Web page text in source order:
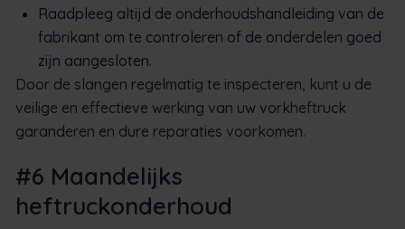
Raadpleeg altijd de onderhoudshandleiding van de
fabrikant om te controleren of de onderdelen goed
zijn aangesloten.
Door de slangen regelmatig te inspecteren, kunt u de
veilige en effectieve werking van uw vorkheftruck
garanderen en dure reparaties voorkomen.
#6 Maandelijks
heftruckonderhoud